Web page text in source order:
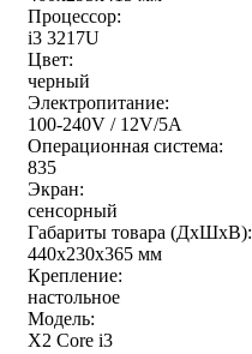
Процессор:
i3 3217U
Цвет:
черный
Электропитание:
100-240V / 12V/5A
Операционная система:
835
Экран:
сенсорный
Габариты товара (ДxШxВ):
440x230x365 мм
Крепление:
настольное
Модель:
X2 Core i3